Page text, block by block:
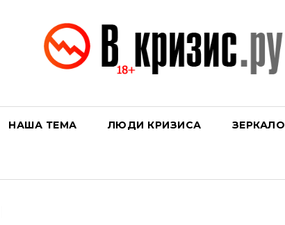
НАША ТЕМА ЛЮДИ КРИЗИСА ЗЕРКАЛО